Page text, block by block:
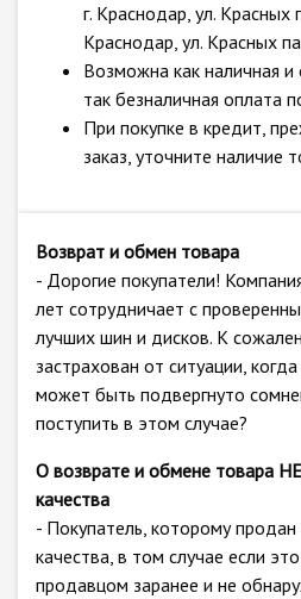
г. Краснодар, ул. Красных
Краснодар, ул. Красных
Возможна как наличная
так безналичная оплата
При покупке в кредит,
заказ, уточните наличие
Возврат и обмен товара
- Дорогие покупатели!
лет сотрудничает с
лучших шин и дисков. К
застрахован от ситуации,
может быть подвергнуто
поступить в этом случае?
О возврате и обмене
качества
- Покупатель, которому
качества, в том случае если
продавцом заранее и не